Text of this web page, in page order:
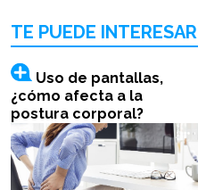
TE PUEDE INTERESAR
Uso de pantallas,
¿cómo afecta a la
postura corporal?